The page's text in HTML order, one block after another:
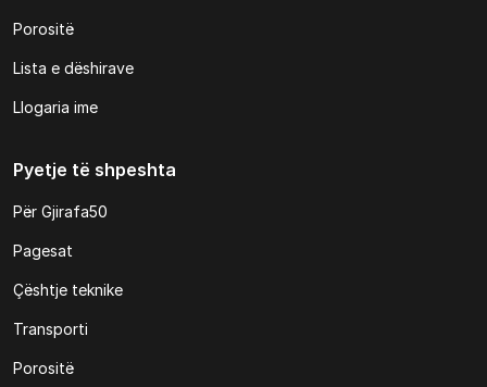
Porositë
Lista e dëshirave
Llogaria ime
Pyetje të shpeshta
Për Gjirafa50
Pagesat
Çështje teknike
Transporti
Porositë